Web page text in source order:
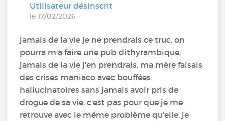
Utilisateur désinscrit
le 17/02/2026
jamais de la vie je ne prendrais ce truc, on
pourra m'a faire une pub dithyrambique,
jamais de la vie j'en prendrais, ma mère faisais
des crises maniaco avec bouffées
hallucinatoires sans jamais avoir pris de
drogue de sa vie, c'est pas pour que je me
retrouve avec le même problème qu'elle, je